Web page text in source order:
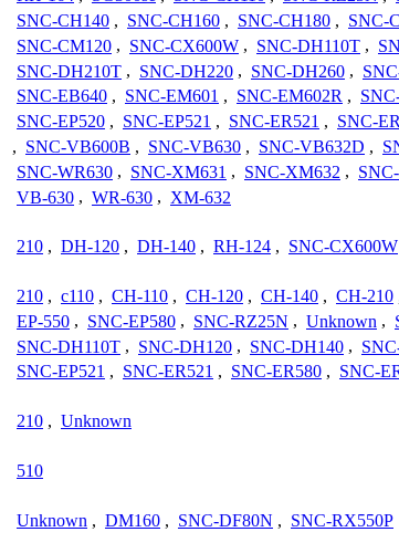
SNC-CH140 , SNC-CH160 , SNC-CH180 , SNC-
SNC-CM120 , SNC-CX600W , SNC-DH110T ,
SNC-DH210T , SNC-DH220 , SNC-DH260 ,
SNC-EB640 , SNC-EM601 , SNC-EM602R ,
SNC-EP520 , SNC-EP521 , SNC-ER521 , SNC-
, SNC-VB600B , SNC-VB630 , SNC-VB632D ,
SNC-WR630 , SNC-XM631 , SNC-XM632 ,
VB-630 , WR-630 , XM-632
210 , DH-120 , DH-140 , RH-124 , SNC-CX600W
210 , c110 , CH-110 , CH-120 , CH-140 , CH-210
EP-550 , SNC-EP580 , SNC-RZ25N , Unknown ,
SNC-DH110T , SNC-DH120 , SNC-DH140 ,
SNC-EP521 , SNC-ER521 , SNC-ER580 , SNC-
210 , Unknown
510
Unknown , DM160 , SNC-DF80N , SNC-RX550P